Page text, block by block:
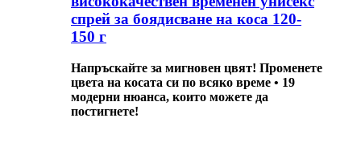
спрей за боядисване на коса 120-
150 г
Напръскайте за мигновен цвят! Променете
цвета на косата си по всяко време • 19
модерни нюанса, които можете да
постигнете!